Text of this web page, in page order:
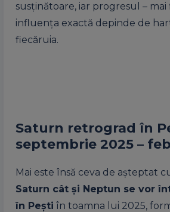
susținătoare, iar progresul – mai
influența exactă depinde de
fiecăruia.
Saturn retrograd în
septembrie 2025 –
Mai este însă ceva de așteptat
Saturn cât și Neptun se vor
în Pești în toamna lui 2025,